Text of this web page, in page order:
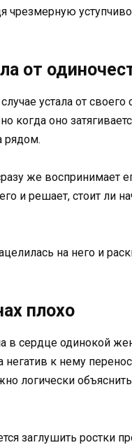
чрезмерную
от
устала от своего
когда оно
рядом.
же воспринимает
и решает, стоит ли
на него и
плохо
в сердце одинокой
к нему
логически
заглушить ростки